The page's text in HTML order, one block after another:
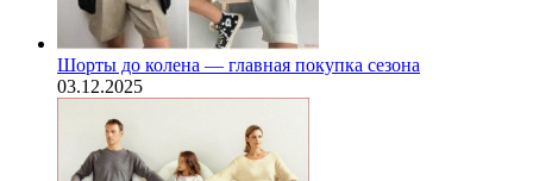
Шорты до колена — главная покупка сезона
03.12.2025